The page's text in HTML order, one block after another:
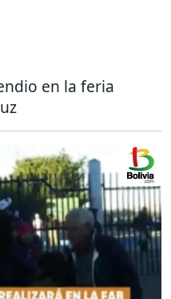
en la feria